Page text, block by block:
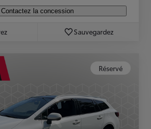
Contactez la concession
Sauvegardez
Réservé